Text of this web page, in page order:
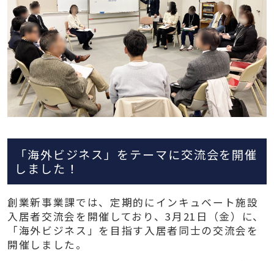
「海外ビジネス」をテーマに交流会を開催
しました！
創業新事業課では、定期的にインキュベート施設
入居者交流会を開催しており、3月21日（金）に、
「海外ビジネス」を目指す入居者同士の交流会を
開催しました。